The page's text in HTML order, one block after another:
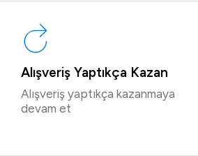
Alışveriş Yaptıkça Kazan
Alışveriş yaptıkça kazanmaya
devam et